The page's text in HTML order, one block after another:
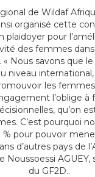
de Wildaf
organisé cette
plaidoyer pour
des femmes
« Nous savons que
niveau
les
l’oblige à
qu’on
C’est pourquoi
pour pouvoir
d’autres pays de
Noussoessi
du GF2D..